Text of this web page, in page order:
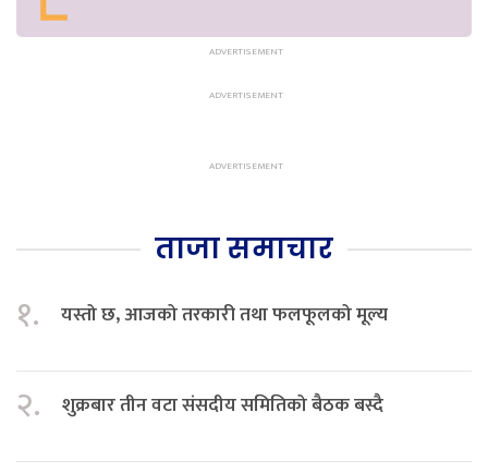
ताजा समाचार
१. यस्तो छ, आजको तरकारी तथा फलफूलको मूल्य
२. शुक्रबार तीन वटा संसदीय समितिको बैठक बस्दै